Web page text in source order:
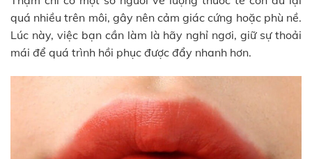
quá nhiều trên môi, gây nên cảm giác cứng hoặc phù nề.
Lúc này, việc bạn cần làm là hãy nghỉ ngơi, giữ sự thoải
mái để quá trình hồi phục được đẩy nhanh hơn.